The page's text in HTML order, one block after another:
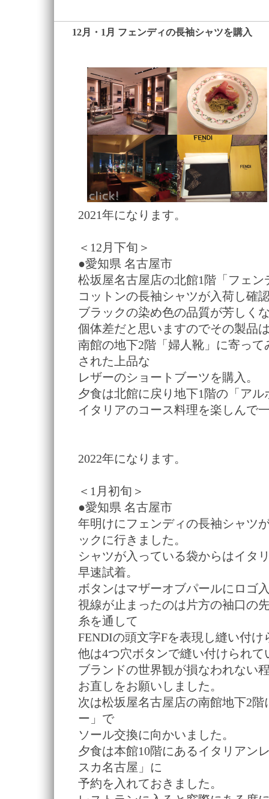
12月・1月 フェンディの長袖シャツを購入
2021年になります。
＜12月下旬＞
●愛知県 名古屋市
松坂屋名古屋店の北館1階「フェン
コットンの長袖シャツが入荷し確
ブラックの染め色の品質が芳しく
個体差だと思いますのでその製品
南館の地下2階「婦人靴」に寄っ
された上品な
レザーのショートブーツを購入。
夕食は北館に戻り地下1階の「ア
イタリアのコース料理を楽しんで
2022年になります。
＜1月初旬＞
●愛知県 名古屋市
年明けにフェンディの長袖シャツ
ックに行きました。
シャツが入っている袋からはイタ
早速試着。
ボタンはマザーオブパールにロゴ
視線が止まったのは片方の袖口の
糸を通して
FENDIの頭文字Fを表現し縫い付け
他は4つ穴ボタンで縫い付けられて
ブランドの世界観が損なわれない
お直しをお願いしました。
次は松坂屋名古屋店の南館地下2
ー」で
ソール交換に向かいました。
夕食は本館10階にあるイタリアン
スカ名古屋」に
予約を入れておきました。